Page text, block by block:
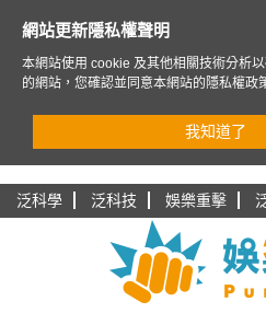
泛科學 泛科技 娛樂重擊
網站更新隱私權聲明
本網站使用 cookie 及其他相關技術分析
的網站，您確認並同意本網站的隱私權政
我知道了